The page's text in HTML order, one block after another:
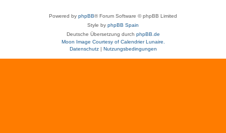
Powered by phpBB® Forum Software © phpBB Limited
Style by phpBB Spain
Deutsche Übersetzung durch phpBB.de
Moon Image Courtesy of Calendrier Lunaire.
Datenschutz| Nutzungsbedingungen